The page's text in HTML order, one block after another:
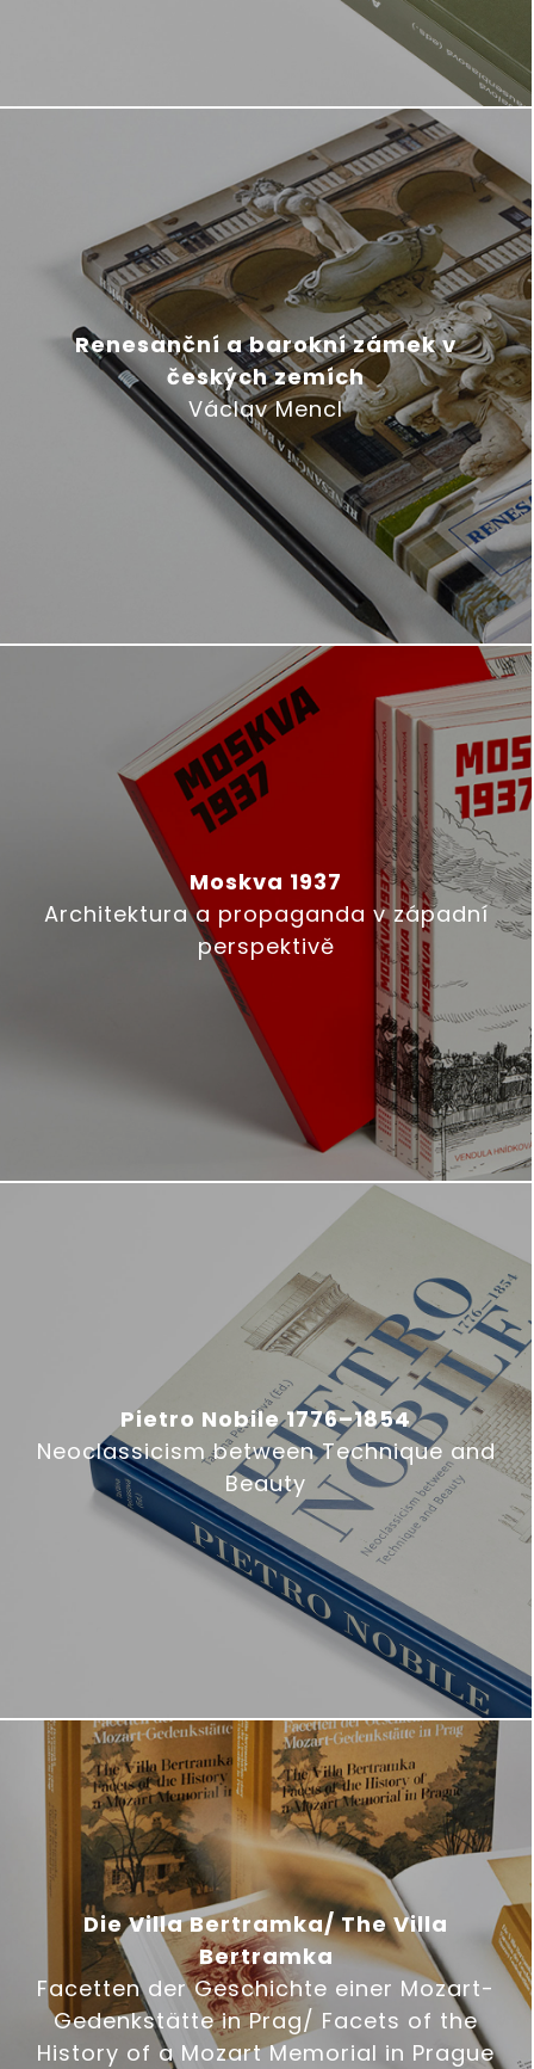
Renesanční a barokní zámek v
českých zemích
Václav Mencl
Moskva 1937
Architektura a propaganda v západní
perspektivě
Pietro Nobile 1776–1854
Neoclassicism between Technique and
Beauty
Die Villa Bertramka/ The Villa
Bertramka
Facetten der Geschichte einer Mozart-
Gedenkstätte in Prag/ Facets of the
History of a Mozart Memorial in Prague